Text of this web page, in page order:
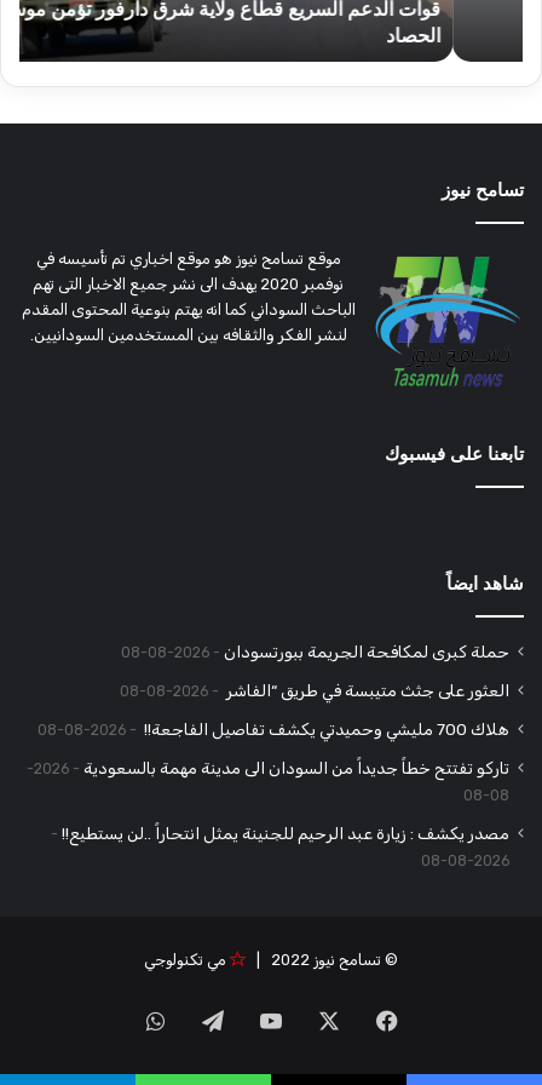
قوات الدعم السريع قطاع ولاية شرق دارفور تؤمن موسم
تسامح نيوز
موقع تسامح نيوز هو موقع اخباري تم تأسيسه في
نوفمبر 2020 يهدف الى نشر جميع الاخبار التى تهم
الباحث السوداني كما انه يهتم بنوعية المحتوى المقدم
لنشر الفكر والثقافه بين المستخدمين السودانيين.
تابعنا على فيسبوك
شاهد ايضاً
حملة كبرى لمكافحة الجريمة ببورتسودان 2026-08-08
العثور على جثث متيبسة في طريق “الفاشر 2026-08-08
هلاك 700 مليشي وحميدتي يكشف تفاصيل الفاجعة!! 2026-08-08
تاركو تفتتح خطاً جديداً من السودان الى مدينة مهمة بالسعودية
2026-
08-08
مصدر يكشف : زيارة عبد الرحيم للجنينة يمثل انتحاراً ..لن يستطيع!!
2026-08-08
© تسامح نيوز 2022 | مي تكنولوجي
فيسبوك ‫YouTubeتيلقرامواتساب